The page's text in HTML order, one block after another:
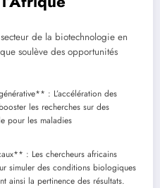
de la biotechnologie en
soulève des opportunités
: L’accélération des
les recherches sur des
pour les maladies
: Les chercheurs africains
simuler des conditions biologiques
ainsi la pertinence des résultats.